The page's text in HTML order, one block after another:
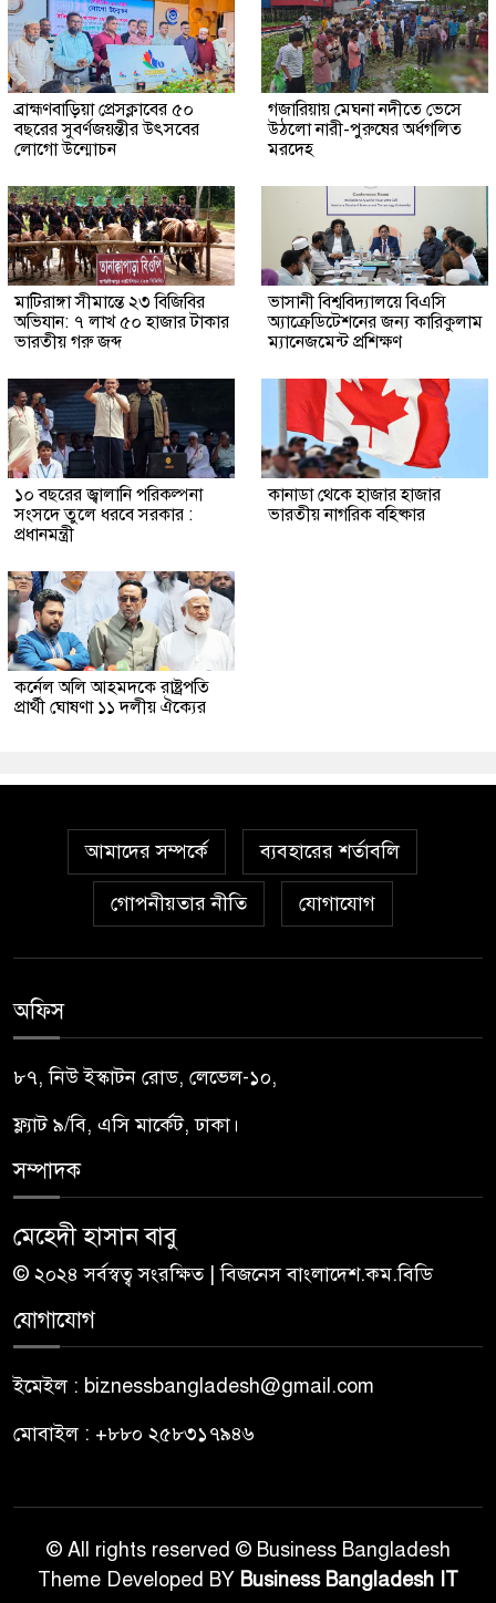
ব্রাহ্মণবাড়িয়া প্রেসক্লাবের ৫০
বছরের সুবর্ণজয়ন্তীর উৎসবের
লোগো উন্মোচন
গজারিয়ায় মেঘনা নদীতে ভেসে
উঠলো নারী-পুরুষের অর্ধগলিত
মরদেহ
মাটিরাঙ্গা সীমান্তে ২৩ বিজিবির
অভিযান: ৭ লাখ ৫০ হাজার টাকার
ভারতীয় গরু জব্দ
ভাসানী বিশ্ববিদ্যালয়ে বিএসি
অ্যাক্রেডিটেশনের জন্য কারিকুলাম
ম্যানেজমেন্ট প্রশিক্ষণ
১০ বছরের জ্বালানি পরিকল্পনা
সংসদে তুলে ধরবে সরকার :
প্রধানমন্ত্রী
কানাডা থেকে হাজার হাজার
ভারতীয় নাগরিক বহিষ্কার
কর্নেল অলি আহমদকে রাষ্ট্রপতি
প্রার্থী ঘোষণা ১১ দলীয় ঐক্যের
আমাদের সম্পর্কে ব্যবহারের শর্তাবলি
গোপনীয়তার নীতি যোগাযোগ
অফিস
৮৭, নিউ ইস্কাটন রোড, লেভেল-১০,
ফ্ল্যাট ৯/বি, এসি মার্কেট, ঢাকা।
সম্পাদক
মেহেদী হাসান বাবু
© ২০২৪ সর্বস্বত্ব সংরক্ষিত | বিজনেস বাংলাদেশ.কম.বিডি
যোগাযোগ
ইমেইল : biznessbangladesh@gmail.com
মোবাইল : +৮৮০ ২৫৮৩১৭৯৪৬
© All rights reserved © Business Bangladesh
Theme Developed BY Business Bangladesh IT